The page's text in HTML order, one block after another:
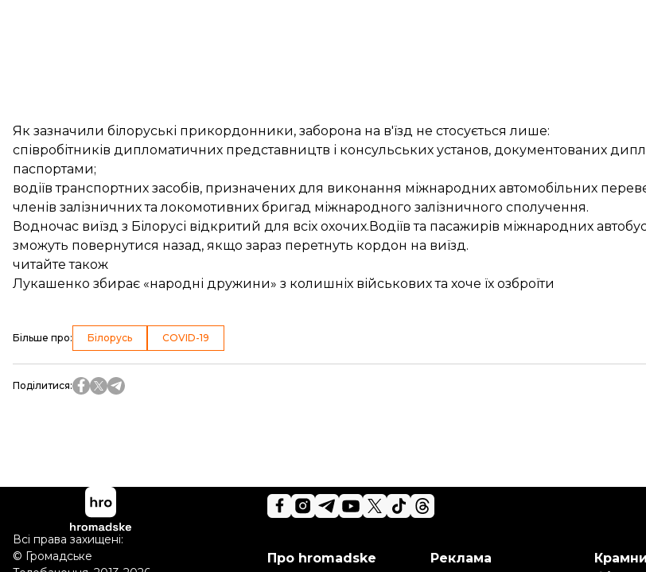
Як зазначили білоруські прикордонники, заборона на в'їзд не стосується лише:
співробітників дипломатичних представництв і консульських установ, документованих
паспортами;
водіїв транспортних засобів, призначених для виконання міжнародних автомобільних
членів залізничних та локомотивних бригад міжнародного залізничного сполучення.
Водночас виїзд з Білорусі відкритий для всіх охочих.Водіїв та пасажирів міжнародних
зможуть повернутися назад, якщо зараз перетнуть кордон на виїзд.
читайте також
Лукашенко збирає «народні дружини» з колишніх військових та хоче їх озброїти
Більше про: Білорусь COVID-19
Поділитися:
Про hromadske
Реклама
Всі права захищені:
© Громадське